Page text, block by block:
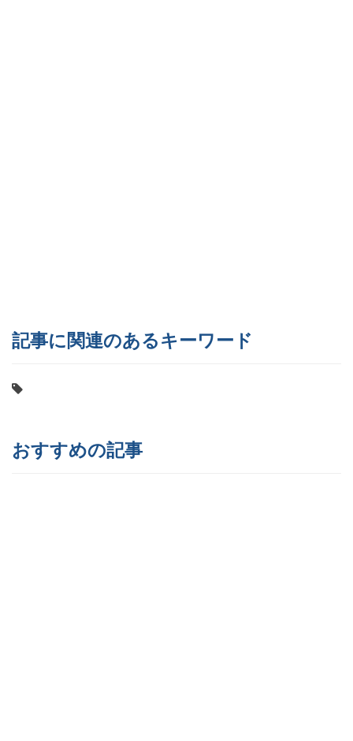
記事に関連のあるキーワード
おすすめの記事